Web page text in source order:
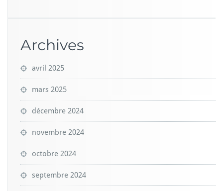
Archives
avril 2025
mars 2025
décembre 2024
novembre 2024
octobre 2024
septembre 2024